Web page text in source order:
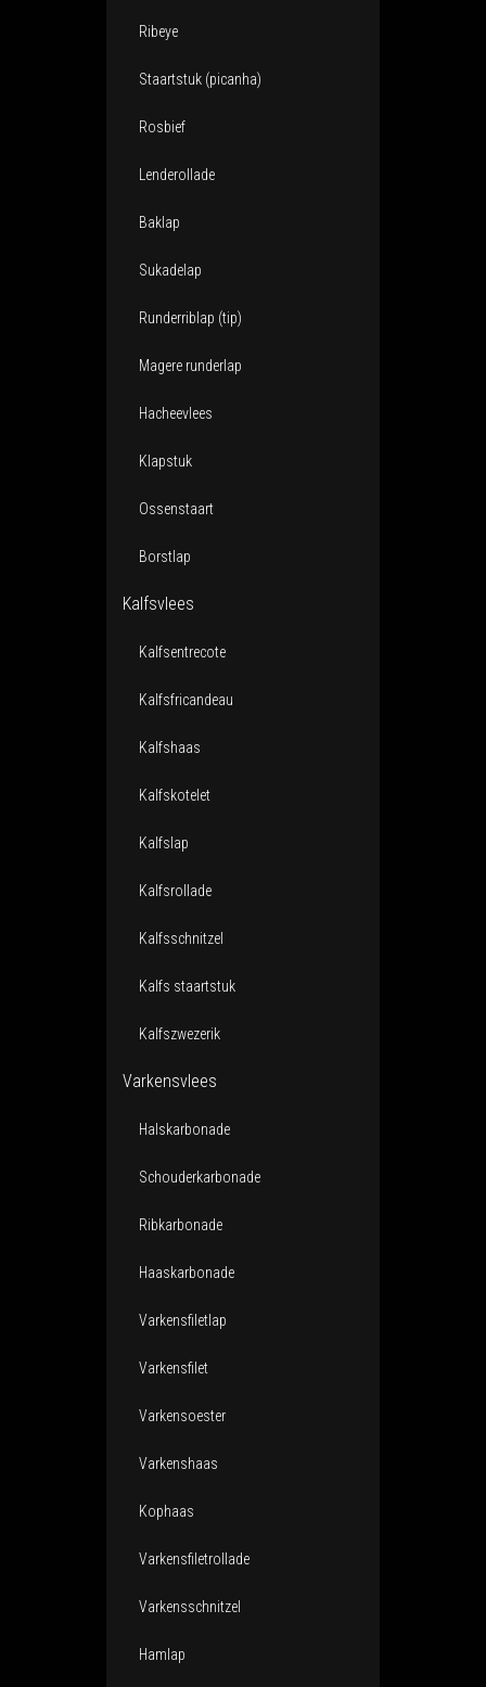
Ribeye
Staartstuk (picanha)
Rosbief
Lenderollade
Baklap
Sukadelap
Runderriblap (tip)
Magere runderlap
Hacheevlees
Klapstuk
Ossenstaart
Borstlap
Kalfsvlees
Kalfsentrecote
Kalfsfricandeau
Kalfshaas
Kalfskotelet
Kalfslap
Kalfsrollade
Kalfsschnitzel
Kalfs staartstuk
Kalfszwezerik
Varkensvlees
Halskarbonade
Schouderkarbonade
Ribkarbonade
Haaskarbonade
Varkensfiletlap
Varkensfilet
Varkensoester
Varkenshaas
Kophaas
Varkensfiletrollade
Varkensschnitzel
Hamlap